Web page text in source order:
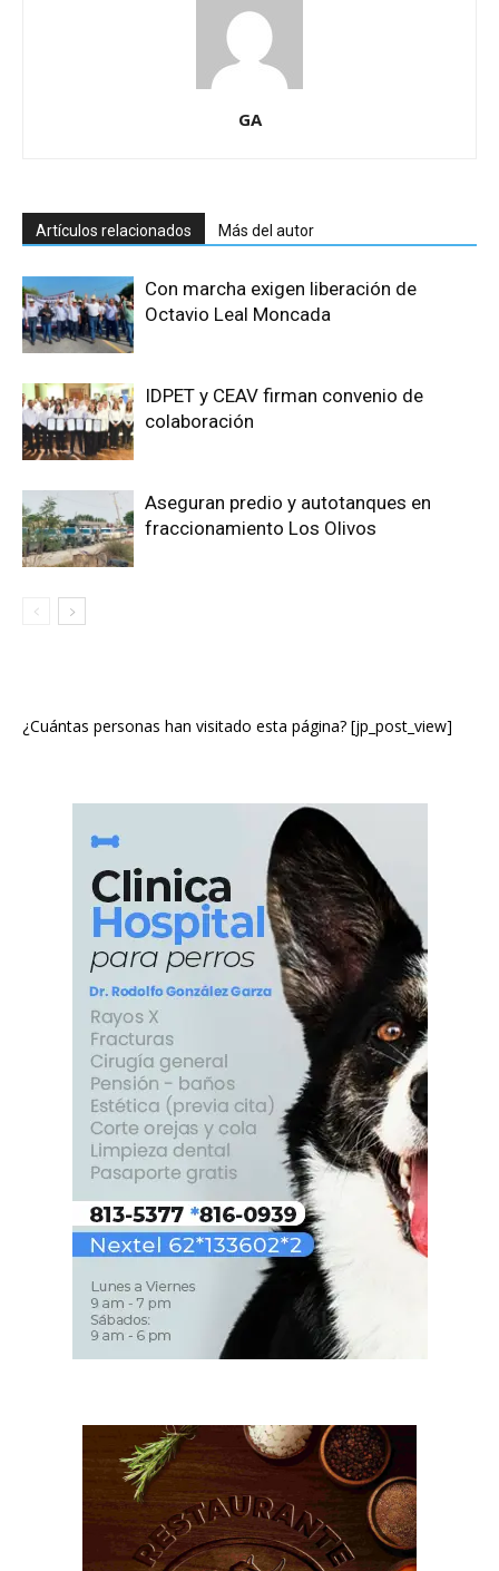
GA
Artículos relacionados Más del autor
Con marcha exigen liberación de
Octavio Leal Moncada
IDPET y CEAV firman convenio de
colaboración
Aseguran predio y autotanques en
fraccionamiento Los Olivos
¿Cuántas personas han visitado esta página? [jp_post_view]